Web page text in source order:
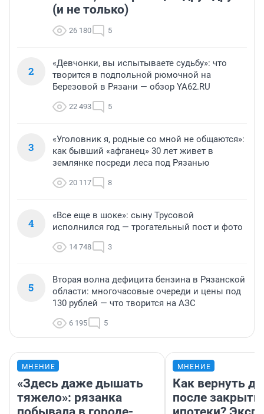
(и не только)
26 180 5
2
«Девчонки, вы испытываете судьбу»: что
творится в подпольной рюмочной на
Березовой в Рязани — обзор YA62.RU
22 493 5
3
«Уголовник я, родные со мной не общаются»:
как бывший «афганец» 30 лет живет в
землянке посреди леса под Рязанью
20 117 8
4
«Все еще в шоке»: сыну Трусовой
исполнился год — трогательный пост и фото
14 748 3
5
Вторая волна дефицита бензина в Рязанской
области: многочасовые очереди и цены под
130 рублей — что творится на АЗС
6 195 5
МНЕНИЕ
«Здесь даже дышать
тяжело»: рязанка
МНЕНИЕ
Как вернуть
после